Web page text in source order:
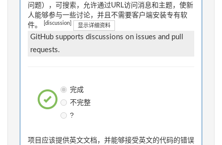
问题），可搜索，允许通过URL访问消息和主题，使新
人能够参与一些讨论，并且不需要客户端安装专有软
件。
[discussion] 显示详细资料
GitHub supports discussions on issues and pull
requests.
完成
不完整
?
项目应该提供英文文档，并能够接受英文的代码的错误